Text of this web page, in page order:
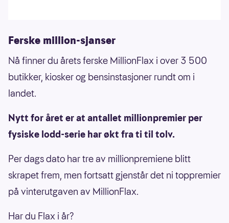
Ferske million-sjanser
Nå finner du årets ferske MillionFlax i over 3 500
butikker, kiosker og bensinstasjoner rundt om i
landet.
Nytt for året er at antallet millionpremier per
fysiske lodd-serie har økt fra ti til tolv.
Per dags dato har tre av millionpremiene blitt
skrapet frem, men fortsatt gjenstår det ni toppremier
på vinterutgaven av MillionFlax.
Har du Flax i år?